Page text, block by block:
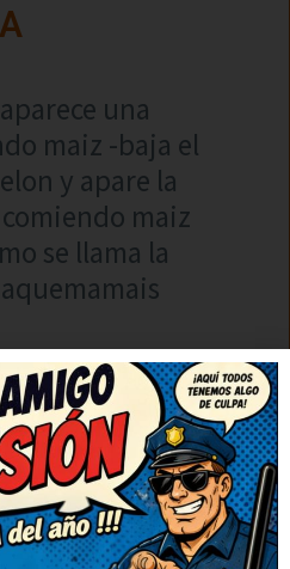
una
maiz -baja el
y apare la
maiz
se llama la
5 … 46